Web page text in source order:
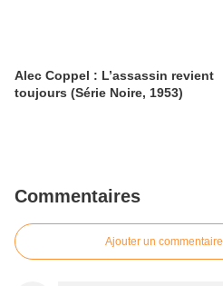
Alec Coppel : L’assassin revient
toujours (Série Noire, 1953)
Commentaires
Ajouter un commentaire